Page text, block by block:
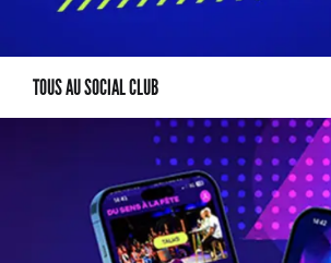
TOUS AU SOCIAL CLUB